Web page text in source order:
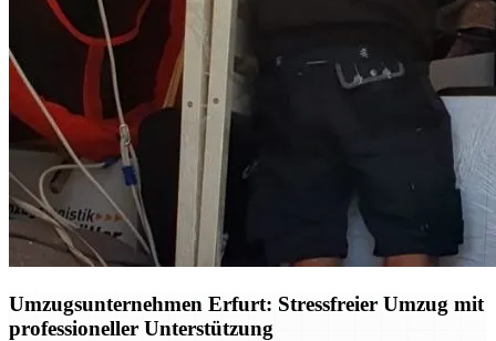
Umzugsunternehmen Erfurt: Stressfreier Umzug mit
professioneller Unterstützung